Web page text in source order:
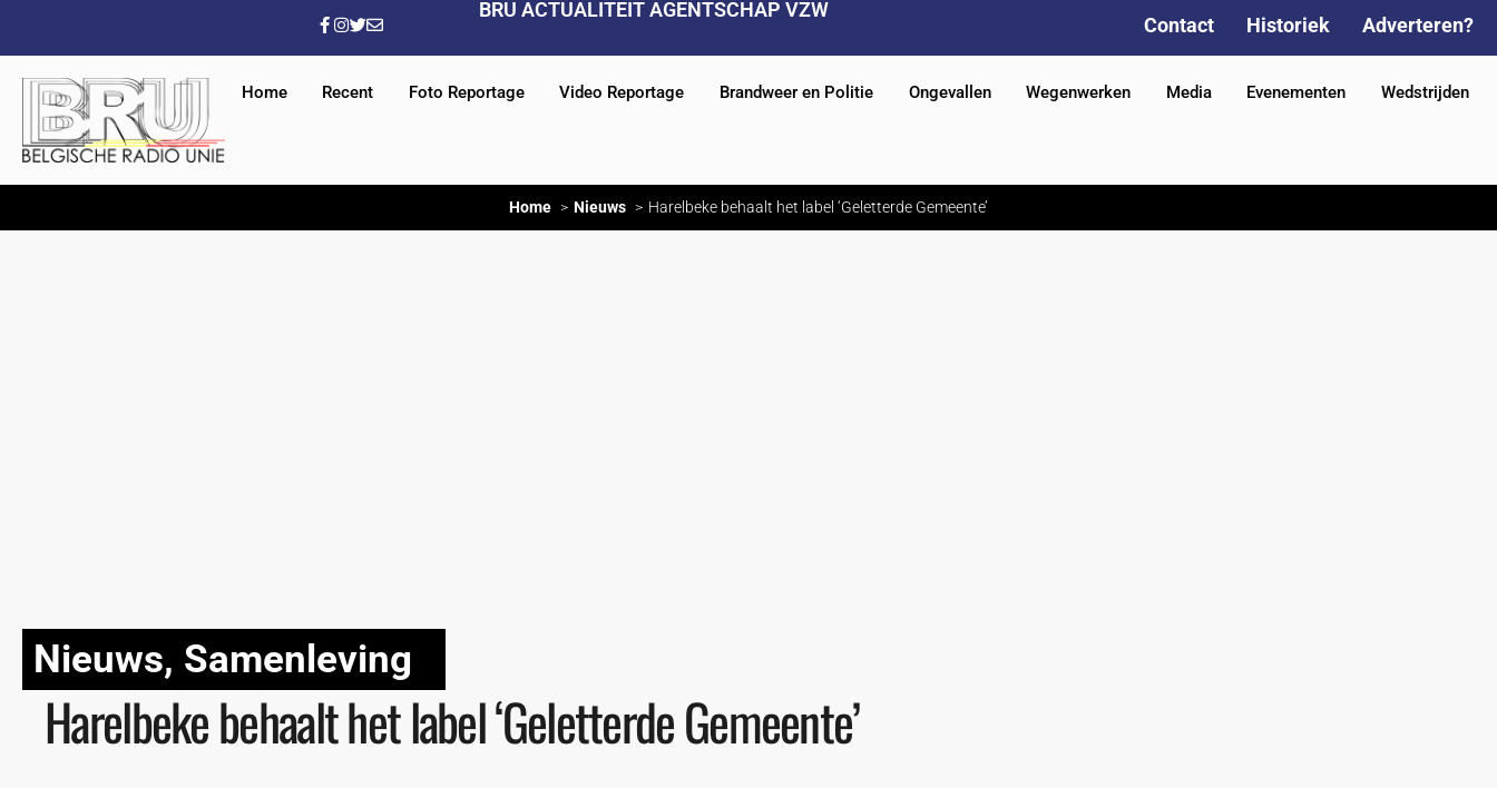
BRU ACTUALITEIT AGENTSCHAP VZW
Contact Historiek Adverteren?
Home Recent Foto Reportage Video Reportage Brandweer en Politie Ongevallen Wegenwerken Media Evenementen Wedstrijden
Home Nieuws Harelbeke behaalt het label ‘Geletterde Gemeente’
Nieuws, Samenleving
Harelbeke behaalt het label ‘Geletterde Gemeente’